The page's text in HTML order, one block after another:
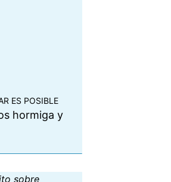
ES POSIBLE
hormiga y